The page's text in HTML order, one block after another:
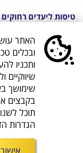
טיסות ליעדים רחוקים
חבילות נופש בחו"ל
חבילות נופש בחו"ל
חבילות טוס וסע
דילים לחו"ל
קישורים נוספים
ובכלים
ותכניו
שיווקיים
שימושך
בקבצים
תוכל
הגדרות
אישור